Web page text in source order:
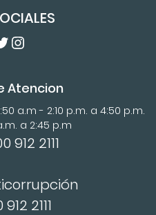
Instagram
Atencion
a.m - 2:10 p.m. a 4:50 p.m.
a 2:45 p.m
912 2111
2111